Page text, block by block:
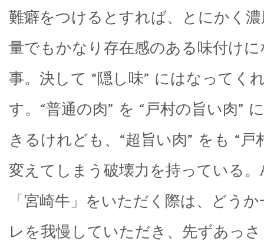
難癖をつけるとすれば、とにかく
量でもかなり存在感のある味付け
事。決して “隠し味” にはなってく
す。“普通の肉” を “戸村の旨い肉”
きるけれども、“超旨い肉” をも “戸
変えてしまう破壊力を持っている
「宮崎牛」をいただく際は、どう
レを我慢していただき、先ずあっ